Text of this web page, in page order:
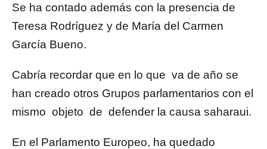
Se ha contado además con la presencia de
Teresa Rodríguez y de María del Carmen
García Bueno.
Cabría recordar que en lo que va de año se
han creado otros Grupos parlamentarios con el
mismo objeto de defender la causa saharaui.
En el Parlamento Europeo, ha quedado